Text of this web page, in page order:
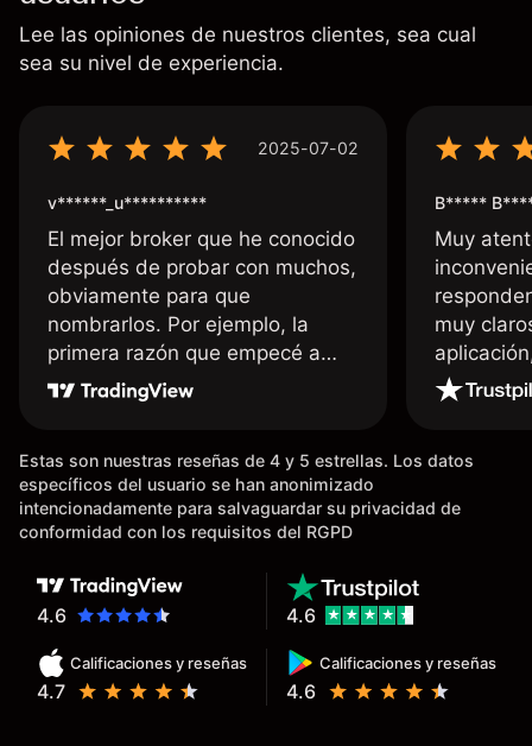
Lee las opiniones de nuestros clientes, sea cual
sea su nivel de experiencia.
2025-07-02
v******_u**********
El mejor broker que he conocido
después de probar con muchos,
obviamente para que
nombrarlos. Por ejemplo, la
primera razón que empecé a
usar Capital fue la llegada de mi
dinero de inmediato a mi cuenta
existentes en el mercado que
tardan días o tienen mucha
burocracia; y la segunda razón,
hecho de operar en un mercado
determinado, debido a los
spread y al volumen existente.
Mientras más activo seas, más
dinero te reembolsa. Muchas
B*****
Muy
muy
Estas son nuestras reseñas de 4 y 5 estrellas. Los datos
específicos del usuario se han anonimizado
intencionadamente para salvaguardar su privacidad de
conformidad con los requisitos del RGPD
4.6
Calificaciones y reseñas
4.7
Calificaciones y reseñas
4.6
4.6